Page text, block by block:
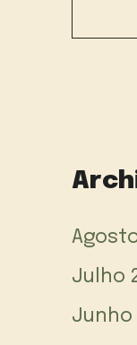
Julho
Junho